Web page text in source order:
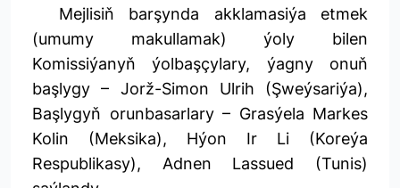
Mejlisiň barşynda akklamasiýa etmek
(umumy makullamak) ýoly bilen
Komissiýanyň ýolbaşçylary, ýagny onuň
başlygy – Jorž-Simon Ulrih (Şweýsariýa),
Başlygyň orunbasarlary – Grasýela Markes
Kolin (Meksika), Hýon Ir Li (Koreýa
Respublikasy), Adnen Lassued (Tunis)